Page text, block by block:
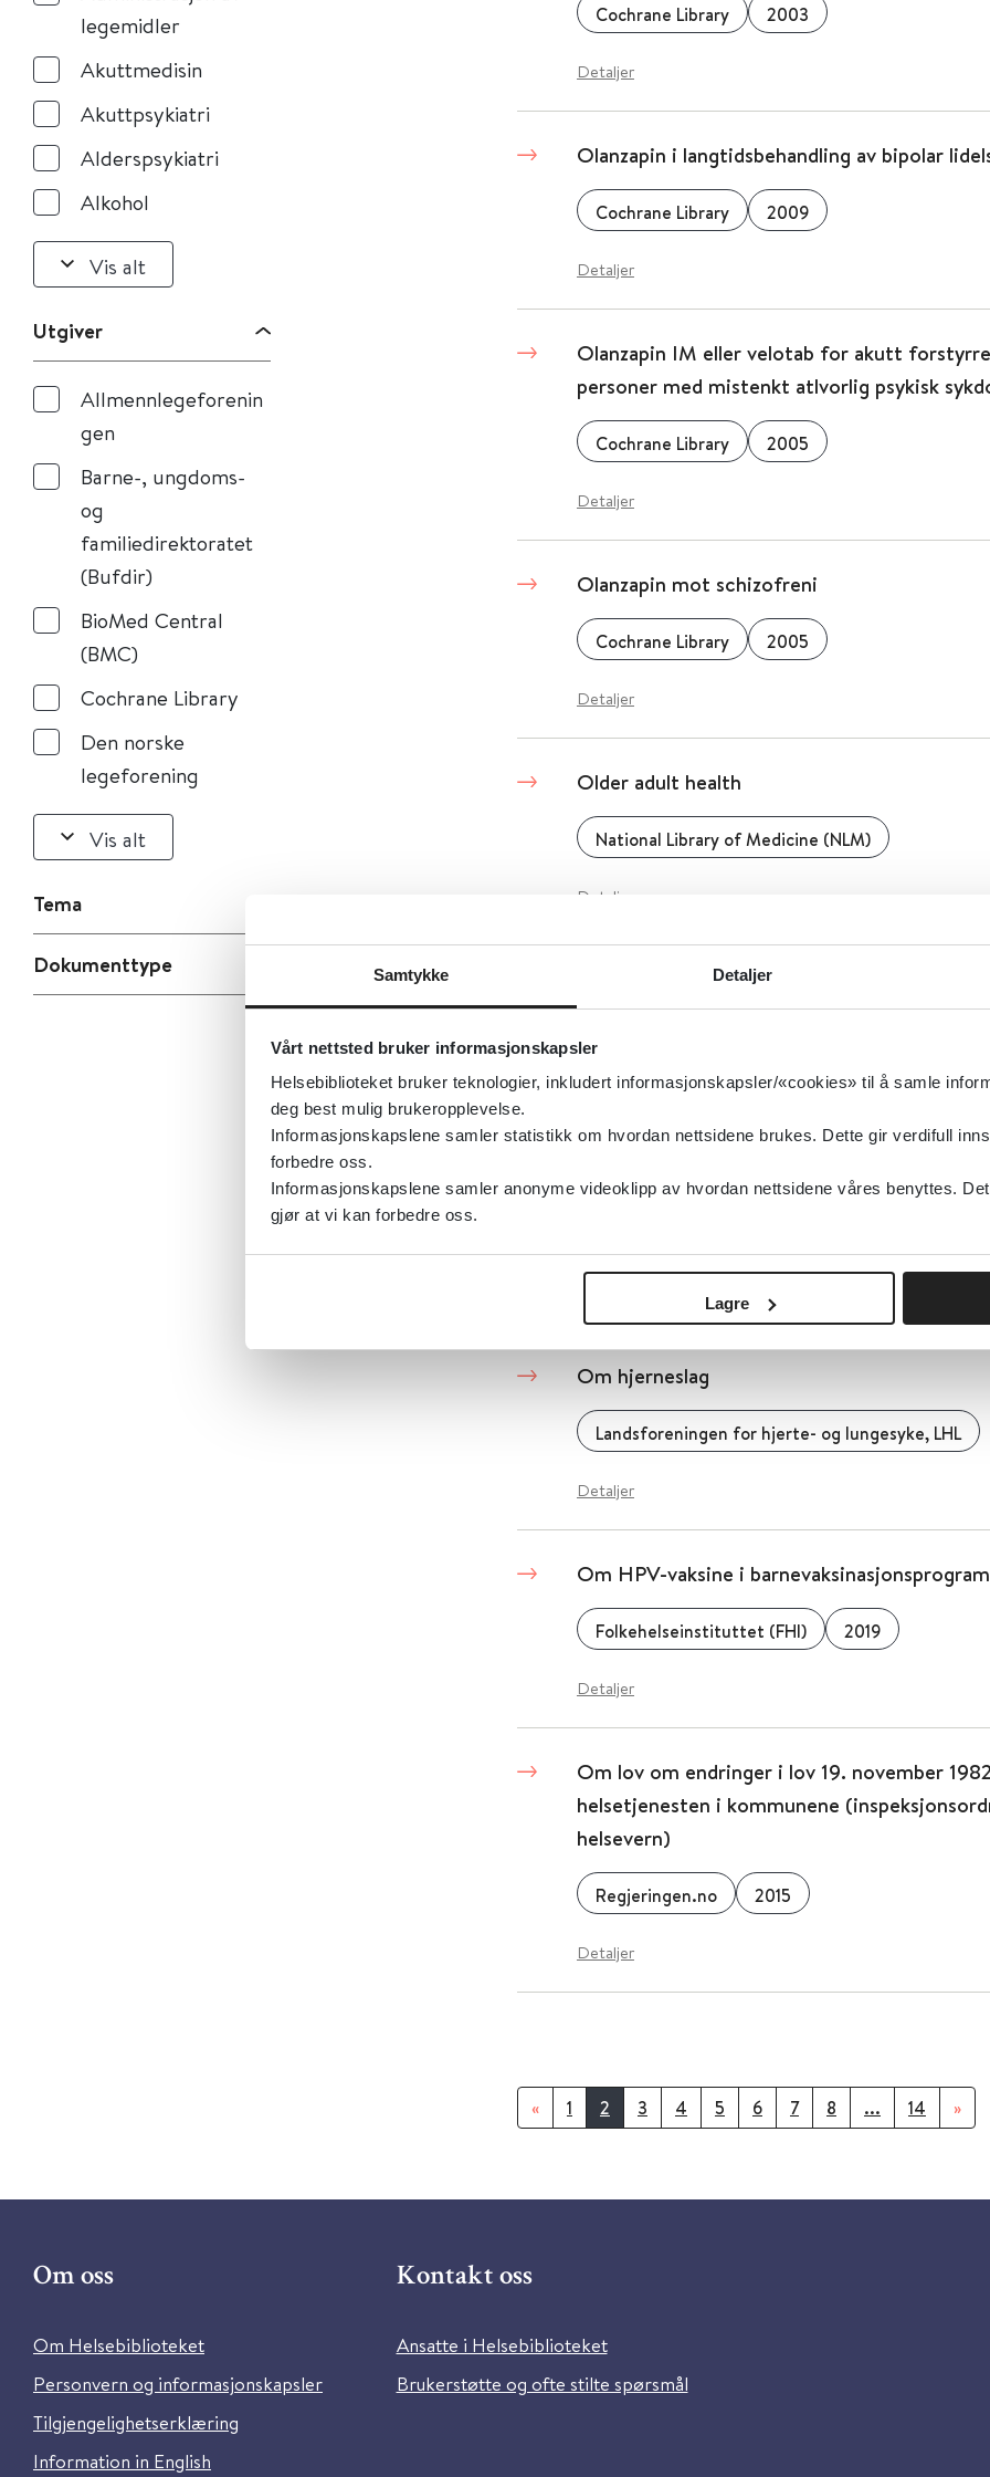
Samtykke Detaljer
Vårt nettsted bruker informasjonskapsler
Helsebiblioteket bruker teknologier, inkludert informasjonskapsler/«cookies» til å samle
deg best mulig brukeropplevelse.
Informasjonskapslene samler statistikk om hvordan nettsidene brukes. Dette gir verdifull
forbedre oss.
Informasjonskapslene samler anonyme videoklipp av hvordan nettsidene våres benyttes.
gjør at vi kan forbedre oss.
Lagre
legemidler
Akuttmedisin
Akuttpsykiatri
Alderspsykiatri
Alkohol
Vis alt
Utgiver
Allmennlegeforenin
gen
Barne-, ungdoms-
og
familiedirektoratet
(Bufdir)
BioMed Central
(BMC)
Cochrane Library
Den norske
legeforening
Vis alt
Tema
Dokumenttype
Cochrane Library 2003
Detaljer
Olanzapin i langtidsbehandling av bipolar
Cochrane Library 2009
Detaljer
Olanzapin IM eller velotab for akutt
personer med mistenkt atlvorlig psykisk
Cochrane Library 2005
Detaljer
Olanzapin mot schizofreni
Cochrane Library 2005
Detaljer
Older adult health
National Library of Medicine (NLM)
Detaljer
Om Heimevernet
Detaljer
Om Helsedirektoratets normerende
Om hjerneslag
Landsforeningen for hjerte- og lungesyke, LHL
Detaljer
Om HPV-vaksine i
Folkehelseinstituttet (FHI) 2019
Detaljer
Om lov om endringer i lov 19. november
helsetjenesten i kommunene
helsevern)
Regjeringen.no 2015
Detaljer
« 1 2 3 4 5 6 7 8 ... 14 »
Om oss
Om Helsebiblioteket
Personvern og informasjonskapsler
Tilgjengelighetserklæring
Information in English
Kontakt oss
Ansatte i Helsebiblioteket
Brukerstøtte og ofte stilte spørsmål